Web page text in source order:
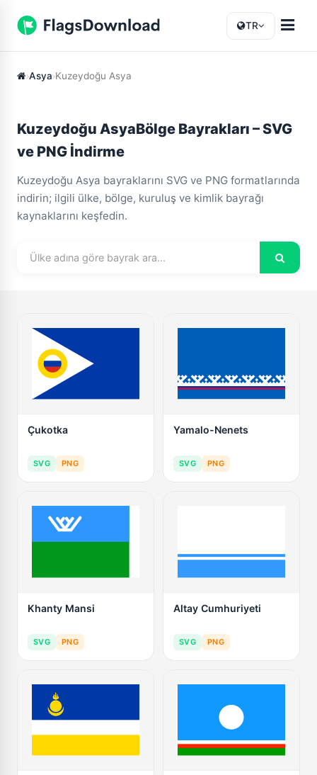
TR
Asya Kuzeydoğu Asya
Kuzeydoğu AsyaBölge Bayrakları – SVG
ve PNG İndirme
Kuzeydoğu Asya bayraklarını SVG ve PNG formatlarında
indirin; ilgili ülke, bölge, kuruluş ve kimlik bayrağı
kaynaklarını keşfedin.
Çukotka
SVG PNG
Yamalo-Nenets
SVG PNG
Khanty Mansi
SVG PNG
Altay Cumhuriyeti
SVG PNG